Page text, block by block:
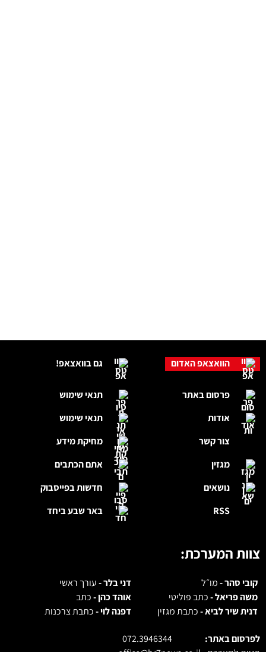
גם בוואצאפ!
תנאי שימוש
תנאי שימוש
מחיקת מידע
אתם הכתבים
חדשות בפייסבוק
באר שבע ביחד
הוואצאפ האדום
פרסום באתר
אודות
צור קשר
מגזין
נושאים
RSS
צוות המערכת:
קובי סהר -מו״ל דני בלר -עורך ראשי
משה פריאל -כתב פוליטי אוהד כהן -כתב
דנית שיר לביא -כתבת מגזין דפנה לוי -כתבת צרכנות
לפרסום באתר:
072.3946344